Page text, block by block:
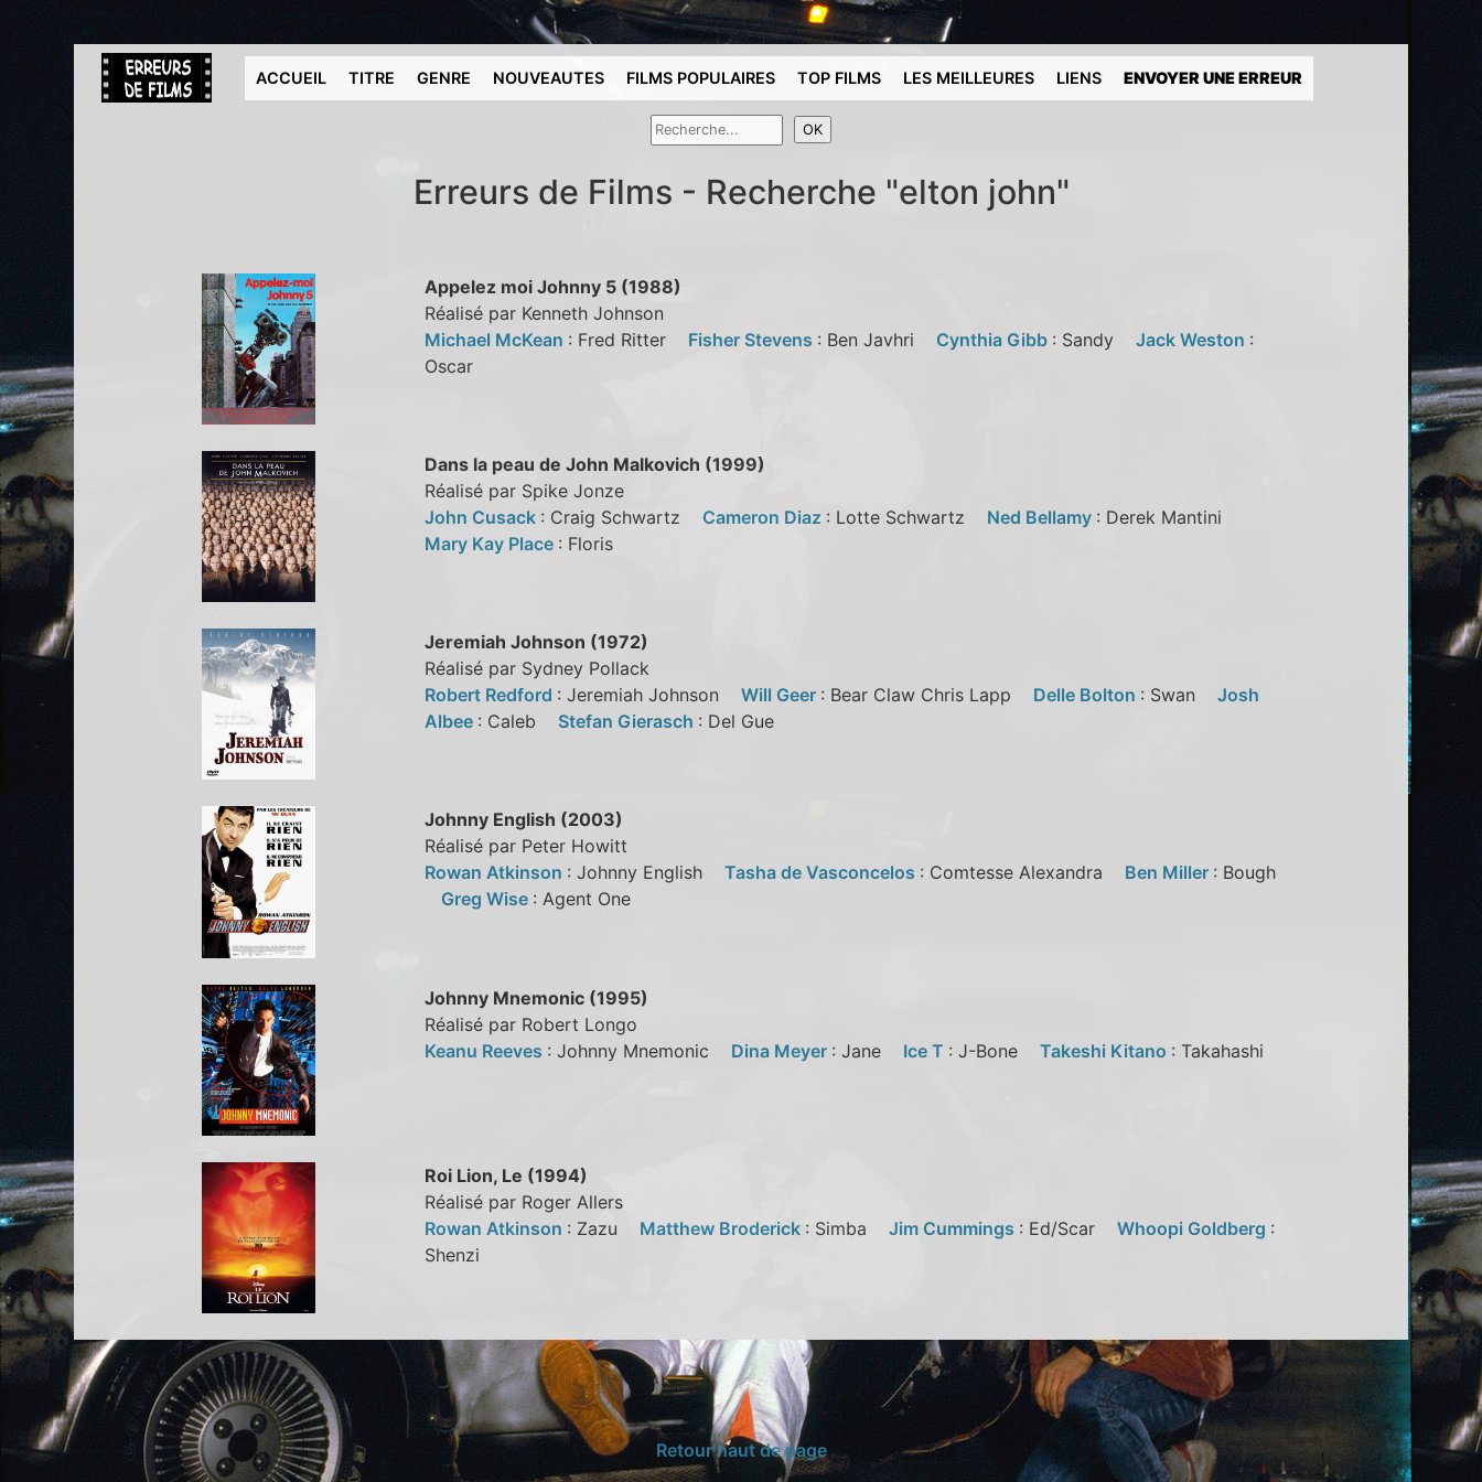
ACCUEIL TITRE GENRE NOUVEAUTES FILMS POPULAIRES TOP FILMS LES MEILLEURES LIENS ENVOYER UNE ERREUR
Erreurs de Films - Recherche "elton john"
Appelez moi Johnny 5 (1988)
Réalisé par Kenneth Johnson
Michael McKean : Fred Ritter Fisher Stevens : Ben Javhri Cynthia Gibb : Sandy Jack Weston :
Oscar
Dans la peau de John Malkovich (1999)
Réalisé par Spike Jonze
John Cusack : Craig Schwartz Cameron Diaz : Lotte Schwartz Ned Bellamy : Derek Mantini
Mary Kay Place : Floris
Jeremiah Johnson (1972)
Réalisé par Sydney Pollack
Robert Redford : Jeremiah Johnson Will Geer : Bear Claw Chris Lapp Delle Bolton : Swan Josh
Albee : Caleb Stefan Gierasch : Del Gue
Johnny English (2003)
Réalisé par Peter Howitt
Rowan Atkinson : Johnny English Tasha de Vasconcelos : Comtesse Alexandra Ben Miller : Bough
Greg Wise : Agent One
Johnny Mnemonic (1995)
Réalisé par Robert Longo
Keanu Reeves : Johnny Mnemonic Dina Meyer : Jane Ice T : J-Bone Takeshi Kitano : Takahashi
Roi Lion, Le (1994)
Réalisé par Roger Allers
Rowan Atkinson : Zazu Matthew Broderick : Simba Jim Cummings : Ed/Scar Whoopi Goldberg :
Shenzi
Retour haut de page